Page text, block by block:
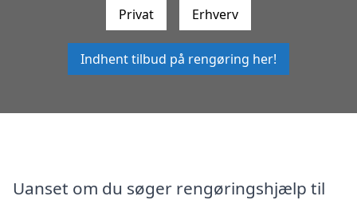
Privat Erhverv
Indhent tilbud på rengøring her!
Uanset om du søger rengøringshjælp til